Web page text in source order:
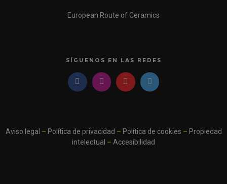
European Route of Ceramics
SÍGUENOS EN LAS REDES
Aviso legal – Política de privacidad – Política de cookies – Propiedad
intelectual – Accesibilidad